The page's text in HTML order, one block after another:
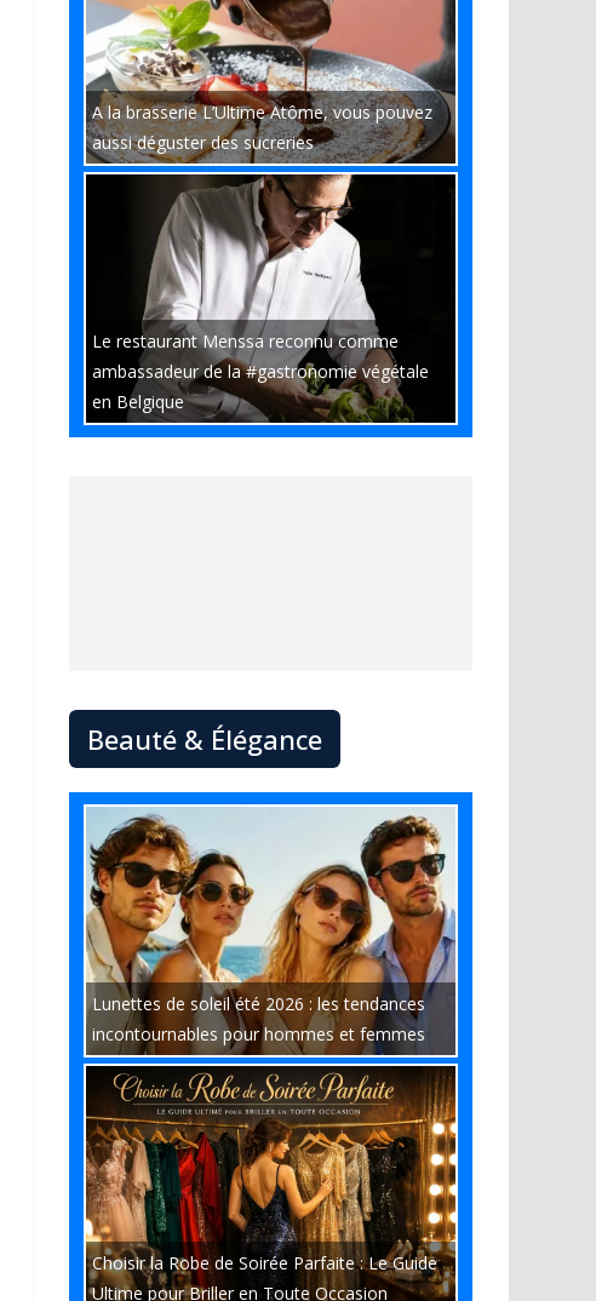
A la brasserie L’Ultime Atôme, vous pouvez
aussi déguster des sucreries
Le restaurant Menssa reconnu comme
ambassadeur de la #gastronomie végétale
en Belgique
Beauté & Élégance
Lunettes de soleil été 2026 : les tendances
incontournables pour hommes et femmes
Choisir la Robe de Soirée Parfaite : Le Guide
Ultime pour Briller en Toute Occasion